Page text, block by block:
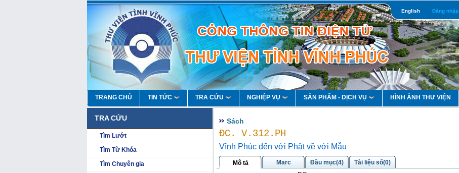
English Đăng nhập
TRANG CHỦ TIN TỨC TRA CỨU NGHIỆP VỤ SẢN PHẨM - DỊCH VỤ HÌNH ẢNH THƯ VIỆN
TRA CỨU
Tìm Lướt
Tìm Từ Khóa
Tìm Chuyên gia
Sách
ĐC. V.312.PH
Vĩnh Phúc đến với Phật về với Mẫu
Mô tả Marc Đầu mục(4) Tài liệu số(0)